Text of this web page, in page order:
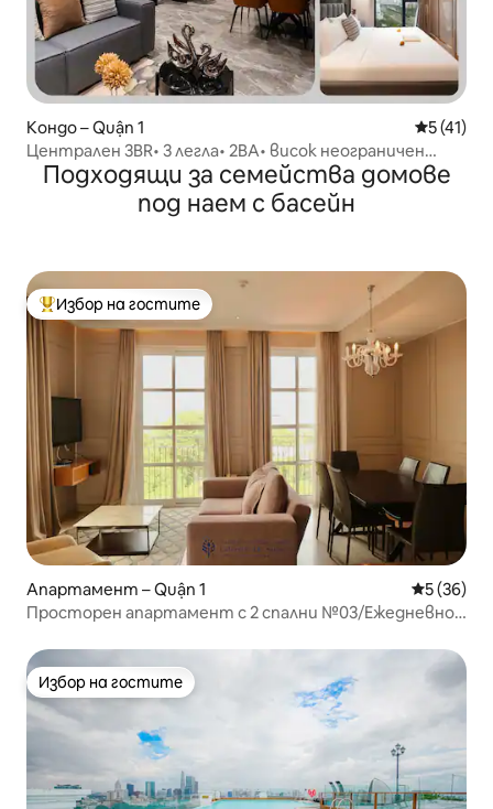
Кондо – Quận 1 Средна
5 (41)
Централен 3BR• 3 легла• 2BA• висок неограничен
басейн
Подходящи за семейства домове
под наем с басейн
Най-популярен избор на гостите
Избор на гостите
Апартамент – Quận 1 Средна
5 (36)
Просторен апартамент с 2 спални №03/Ежедневно
Избор на гостите
Избор на гостите